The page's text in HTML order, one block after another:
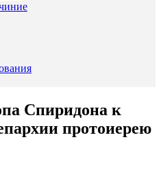
Спиридона к
протоиерею